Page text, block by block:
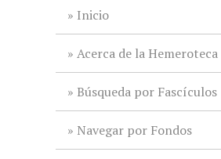
Inicio
Acerca de la Hemeroteca
Búsqueda por Fascículos
Navegar por Fondos